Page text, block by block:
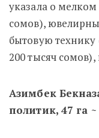
указала о
сомов),
бытовую технику
200 тысяч
Азимбек
политик, 47 га